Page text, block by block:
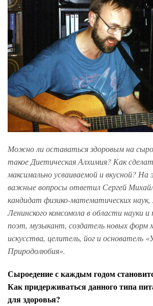
Можно ли оставаться здоровым на
такое Диетическая Алхимия? Как
максимально усваиваемой и вкусной? На
важные вопросы ответил Сергей
кандидат физико-математических
Ленинского комсомола в области науки
поэт, музыкант, создатель новых форм
искусства, целитель, йог и основатель «
Природолюбия».
Сыроедение с каждым годом
Как придерживаться данного типа
для здоровья?